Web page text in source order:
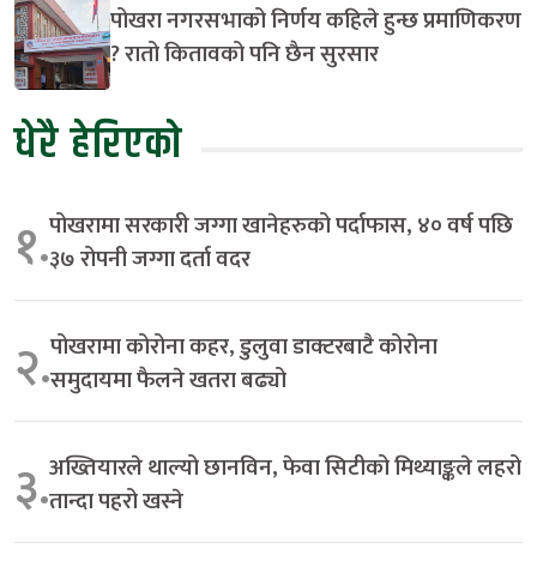
पोखरा नगरसभाको निर्णय कहिले हुन्छ प्रमाणिकरण
? रातो कितावको पनि छैन सुरसार
धेरै हेरिएको
१.पोखरामा सरकारी जग्गा खानेहरुको पर्दाफास, ४० वर्ष पछि
३७ रोपनी जग्गा दर्ता वदर
२.पोखरामा कोरोना कहर, डुलुवा डाक्टरबाटै कोरोना
समुदायमा फैलने खतरा बढ्यो
३.अख्तियारले थाल्यो छानविन, फेवा सिटीको मिथ्याङ्कले लहरो
तान्दा पहरो खस्ने